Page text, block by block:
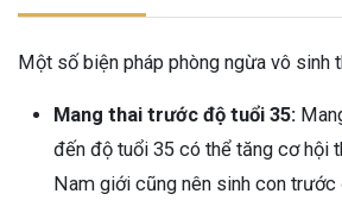
Một số biện pháp phòng ngừa vô sinh
Mang thai trước độ tuổi 35:
đến độ tuổi 35 có thể tăng cơ hội
Nam giới cũng nên sinh con